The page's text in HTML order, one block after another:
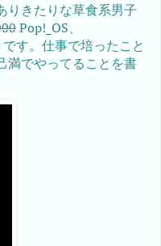
りきたりな草食系男子
Pop!_OS、
す。仕事で培ったこと
満でやってることを書